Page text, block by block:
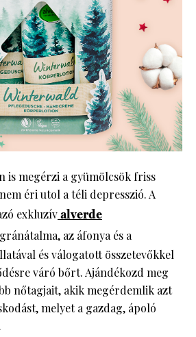
is megérzi a gyümölcsök friss
éri utol a téli depresszió. A
exkluzívalverde
az áfonya és a
és válogatott összetevőkkel
váró bőrt. Ajándékozd meg
nőtagjait, akik megérdemlik azt
melyet a gazdag, ápoló